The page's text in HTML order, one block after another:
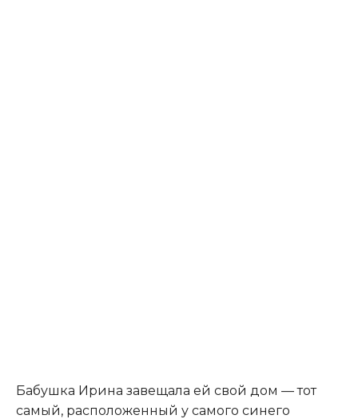
Бабушка Ирина завещала ей свой дом — тот
самый, расположенный у самого синего